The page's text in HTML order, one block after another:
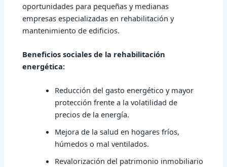
oportunidades para pequeñas y medianas
empresas especializadas en rehabilitación y
mantenimiento de edificios.
Beneficios sociales de la rehabilitación
energética:
Reducción del gasto energético y mayor
protección frente a la volatilidad de
precios de la energía.
Mejora de la salud en hogares fríos,
húmedos o mal ventilados.
Revalorización del patrimonio inmobiliario